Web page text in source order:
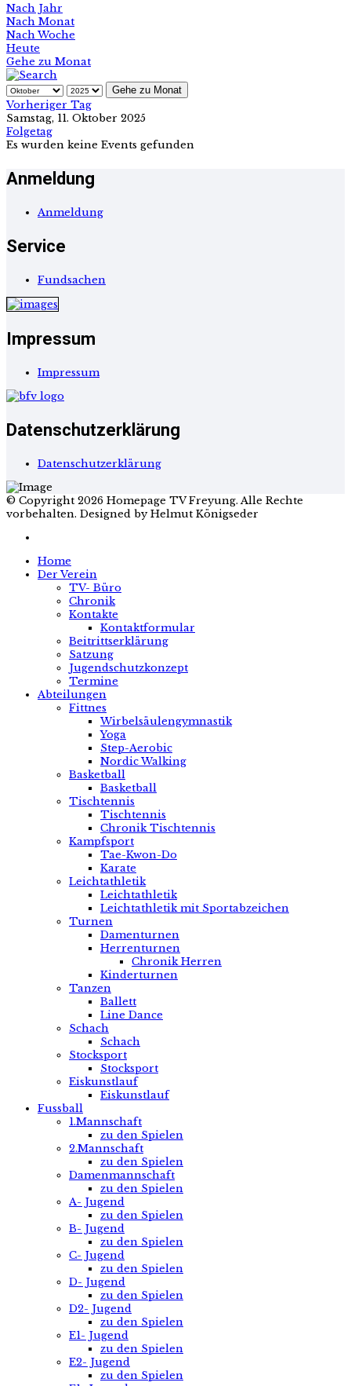
Nach Jahr
Nach Monat
Nach Woche
Heute
Gehe zu Monat
Gehe zu Monat
Vorheriger Tag
Samstag, 11. Oktober 2025
Folgetag
Es wurden keine Events gefunden
Anmeldung
Anmeldung
Service
Fundsachen
Impressum
Impressum
Datenschutzerklärung
Datenschutzerklärung
© Copyright 2026 Homepage TV Freyung. Alle Rechte
vorbehalten. Designed by Helmut Königseder
Home
Der Verein
TV- Büro
Chronik
Kontakte
Kontaktformular
Beitrittserklärung
Satzung
Jugendschutzkonzept
Termine
Abteilungen
Fittnes
Wirbelsäulengymnastik
Yoga
Step-Aerobic
Nordic Walking
Basketball
Basketball
Tischtennis
Tischtennis
Chronik Tischtennis
Kampfsport
Tae-Kwon-Do
Karate
Leichtathletik
Leichtathletik
Leichtathletik mit Sportabzeichen
Turnen
Damenturnen
Herrenturnen
Chronik Herren
Kinderturnen
Tanzen
Ballett
Line Dance
Schach
Schach
Stocksport
Stocksport
Eiskunstlauf
Eiskunstlauf
Fussball
1.Mannschaft
zu den Spielen
2.Mannschaft
zu den Spielen
Damenmannschaft
zu den Spielen
A- Jugend
zu den Spielen
B- Jugend
zu den Spielen
C- Jugend
zu den Spielen
D- Jugend
zu den Spielen
D2- Jugend
zu den Spielen
E1- Jugend
zu den Spielen
E2- Jugend
zu den Spielen